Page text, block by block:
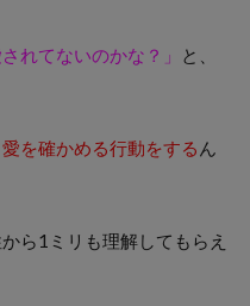
されてないのかな？」
と、
愛を確かめる行動をする ん
ら1ミリも理解してもらえ